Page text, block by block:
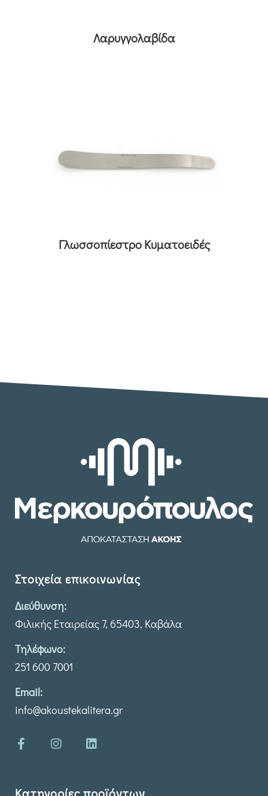
Λαρυγγολαβίδα
Γλωσσοπίεστρο Κυματοειδές
Στοιχεία επικοινωνίας
Διεύθυνση:
Φιλικής Εταιρείας 7, 65403, Καβάλα
Τηλέφωνο:
251 600 7001
Email:
info@akoustekalitera.gr
Κατηγορίες προϊόντων